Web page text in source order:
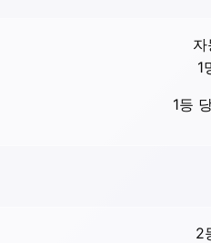
자
1
1등
2